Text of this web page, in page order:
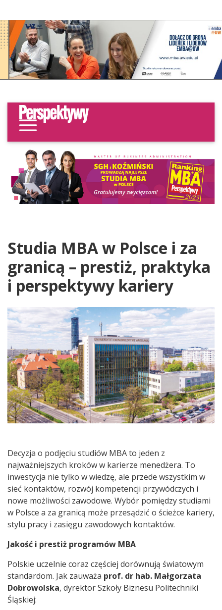
Studia MBA w Polsce i za
granicą – prestiż, praktyka
i perspektywy kariery
Decyzja o podjęciu studiów MBA to jeden z
najważniejszych kroków w karierze menedżera. To
inwestycja nie tylko w wiedzę, ale przede wszystkim w
sieć kontaktów, rozwój kompetencji przywódczych i
nowe możliwości zawodowe. Wybór pomiędzy studiami
w Polsce a za granicą może przesądzić o ścieżce kariery,
stylu pracy i zasięgu zawodowych kontaktów.
Jakość i prestiż programów MBA
Polskie uczelnie coraz częściej dorównują światowym
standardom. Jak zauważa prof. dr hab. Małgorzata
Dobrowolska, dyrektor Szkoły Biznesu Politechniki
Śląskiej: